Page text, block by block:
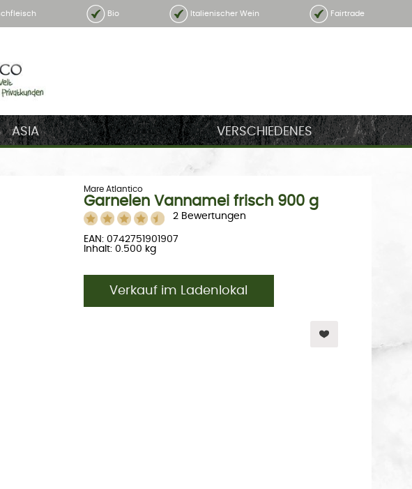
Bio Italienischer Wein Fairtrade
ASIA VERSCHIEDENES
Mare Atlantico
Garnelen Vannamei frisch 900 g
2 Bewertungen
EAN: 0742751901907
Inhalt: 0.500 kg
Verkauf im Ladenlokal